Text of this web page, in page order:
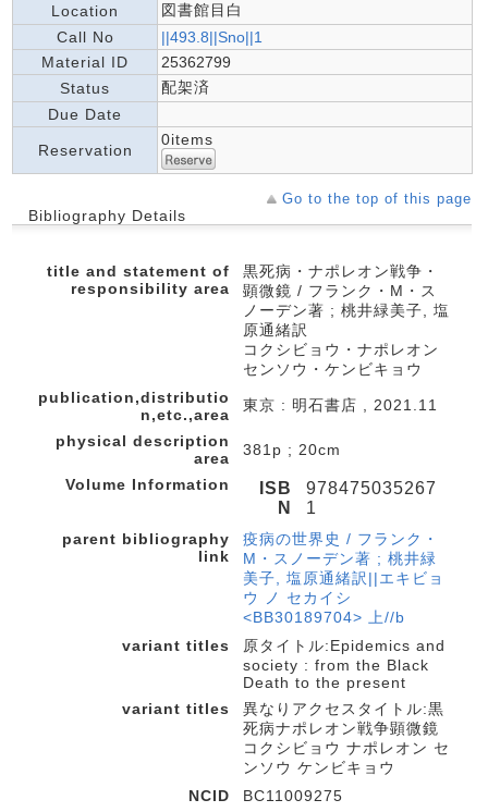
Location
図書館目白
Call No
||493.8||Sno||1
Material ID
25362799
Status
配架済
Due Date
Reservation
0items
Go to the top of this page
Bibliography Details
title and statement of
responsibility area
黒死病・ナポレオン戦争・
顕微鏡 / フランク・M・ス
ノーデン著 ; 桃井緑美子, 塩
原通緒訳
コクシビョウ・ナポレオン
センソウ・ケンビキョウ
publication,distributio
n,etc.,area
東京 : 明石書店 , 2021.11
physical description
area
381p ; 20cm
Volume Information
ISB
N
978475035267
1
parent bibliography
link
疫病の世界史 / フランク・
M・スノーデン著 ; 桃井緑
美子, 塩原通緒訳||エキビョ
ウ ノ セカイシ
<BB30189704> 上//b
variant titles
原タイトル:Epidemics and
society : from the Black
Death to the present
variant titles
異なりアクセスタイトル:黒
死病ナポレオン戦争顕微鏡
コクシビョウ ナポレオン セ
ンソウ ケンビキョウ
NCID
BC11009275